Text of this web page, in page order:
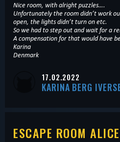
Nice room, with alright puzzles….
Unfortunately the room didn’t work
open, the lights didn’t turn on etc.
So we had to step out and wait for a
A compensation for that would have
Karina
Denmark
17.02.2022
KARINA BERG
ESCAPE ROOM ALICE